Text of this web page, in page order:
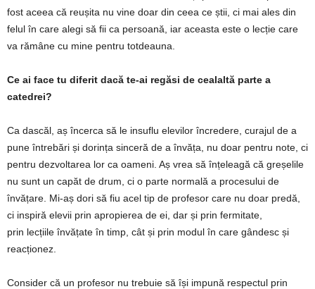
fost aceea că reușita nu vine doar din ceea ce știi, ci mai ales din
felul în care alegi să fii ca persoană , iar aceasta este o lecție care
va rămâne cu mine pentru totdeauna.
Ce ai face tu diferit dacă te-ai regăsi de cealaltă parte a
catedrei?
Ca dascăl, aș încerca să le insuflu elevilor încredere, curajul de a
pune întrebări și dorința sinceră de a învăța, nu doar pentru note, ci
pentru dezvoltarea lor ca oameni. Aș vrea să înțeleagă că greșelile
nu sunt un capăt de drum, ci o parte normală a procesului de
învățare. Mi-aș dori să fiu acel tip de profesor care nu doar predă,
ci inspiră elevii prin apropierea de ei, dar și prin fermitate,
prin lecțiile învățate în timp, cât și prin modul în care gândesc și
reacționez.
Consider că un profesor nu trebuie să își impună respectul prin